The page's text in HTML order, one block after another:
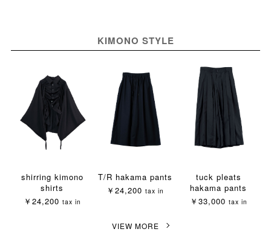
KIMONO STYLE
shirring kimono
shirts
￥24,200 tax in
T/R hakama pants
￥24,200tax in
tuck pleats
hakama pants
￥33,000 tax in
VIEW MORE